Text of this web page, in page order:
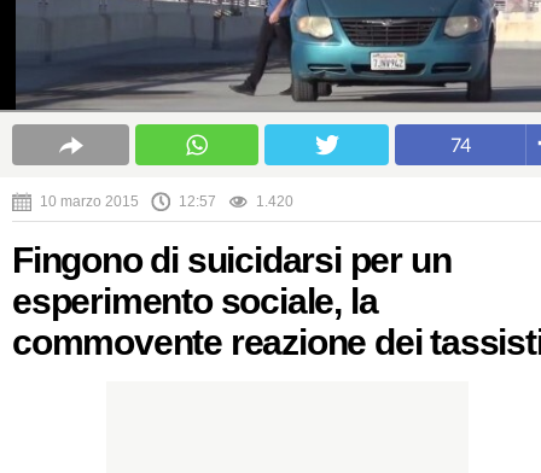
74
10 marzo 2015 12:57 1.420
Fingono di suicidarsi per un
esperimento sociale, la
commovente reazione dei